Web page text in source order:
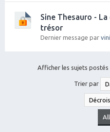
Sine Thesauro -
trésor
Dernier message par
Afficher les sujets postés
Trier par